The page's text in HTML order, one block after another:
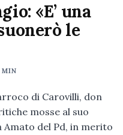
«E’ una
le
MIN
di Carovilli, don
mosse al suo
del Pd, in merito